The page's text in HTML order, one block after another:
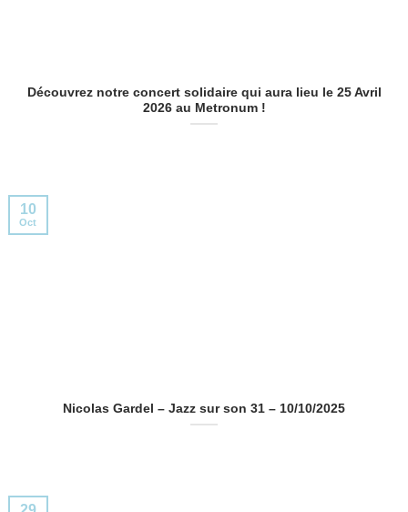
Découvrez notre concert solidaire qui aura lieu le 25 Avril
2026 au Metronum !
Nicolas Gardel – Jazz sur son 31 – 10/10/2025
10
Oct